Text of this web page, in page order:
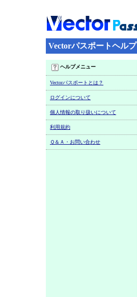
Vectorパスポートヘルプ
ヘルプメニュー
Vectorパスポートとは？
ログインについて
個人情報の取り扱いについて
利用規約
Ｑ＆Ａ・お問い合わせ